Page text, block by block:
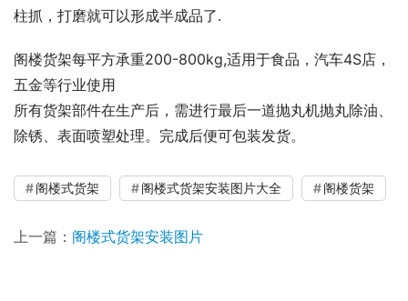
柱抓，打磨就可以形成半成品了.
阁楼货架每平方承重200-800kg,适用于食品，汽车4S店，
五金等行业使用
所有货架部件在生产后，需进行最后一道抛丸机抛丸除油、
除锈、表面喷塑处理。完成后便可包装发货。
阁楼式货架 阁楼式货架安装图片大全 阁楼货架
上一篇： 阁楼式货架安装图片